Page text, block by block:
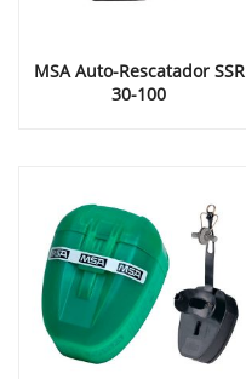
MSA Auto-Rescatador SSR
30-100